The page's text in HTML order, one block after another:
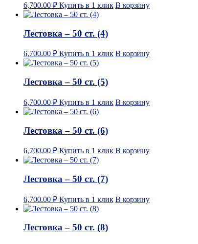
6,700.00 ₽ Купить в 1 клик В корзину
Лестовка – 50 ст. (4)
6,700.00 ₽ Купить в 1 клик В корзину
Лестовка – 50 ст. (5)
6,700.00 ₽ Купить в 1 клик В корзину
Лестовка – 50 ст. (6)
6,700.00 ₽ Купить в 1 клик В корзину
Лестовка – 50 ст. (7)
6,700.00 ₽ Купить в 1 клик В корзину
Лестовка – 50 ст. (8)